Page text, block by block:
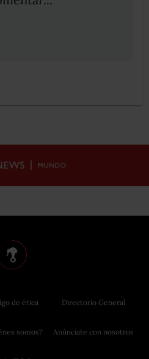
de ética
somos?
Directorio General
Anúnciate con nosotros